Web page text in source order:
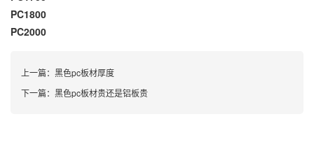
PC1800
PC2000
上一篇： 黑色pc板材厚度
下一篇： 黑色pc板材贵还是铝板贵